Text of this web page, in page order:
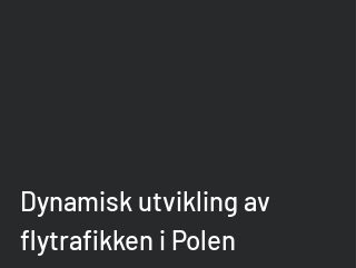
Dynamisk utvikling av
flytrafikken i Polen